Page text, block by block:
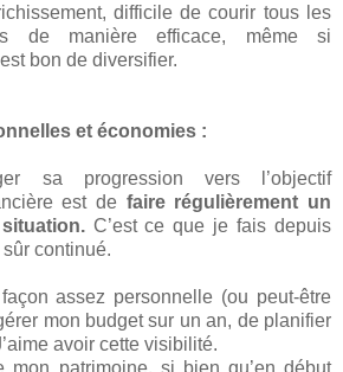
difficile de courir tous les
de manière efficace, même si
bon de diversifier.
et économies :
sa progression vers l’objectif
est de faire régulièrement un
C’est ce que je fais depuis
continué.
assez personnelle (ou peut-être
mon budget sur un an, de planifier
avoir cette visibilité.
mon patrimoine, si bien qu’en début